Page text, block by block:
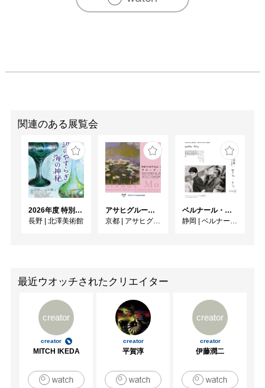
関連のある展覧会
2026年度 特別展「ガレとドーム、アール･ヌーヴォーのガラス 水辺のやすらぎ、海の神秘」
長野 | 北澤美術館
アサヒグループ大山崎山荘美術館 開館30周年記念展「没後100年 クロード・モネ」
京都 | アサヒグループ大山崎山荘美術館
ベルナール・ビュフェと写真 ーカメラがとらえたビュフェとその時代、そして21 世紀へ
静岡 | ベルナール・ビュフェ美術館
最近ウオッチされたクリエイター
creator
creator
MITCH IKEDA
creator
平賀淳
creator
creator
伊藤潤二